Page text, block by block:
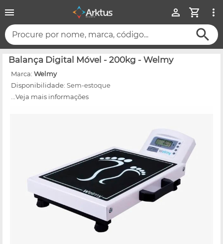
Procure por nome, marca, código...
Balança Digital Móvel - 200kg - Welmy
Marca: Welmy
Disponibilidade: Sem-estoque
...Veja mais informações